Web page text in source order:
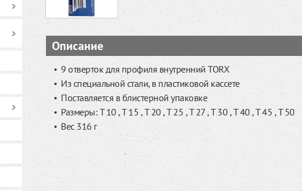
Описание
9 отверток для профиля внутренний TORX
Из специальной стали, в пластиковой кассете
Поставляется в блистерной упаковке
Размеры: T 10 , T 15 , T 20 , T 25 , T 27 , T 30 , T 40 , T 45 , T 50
Вес 316 г